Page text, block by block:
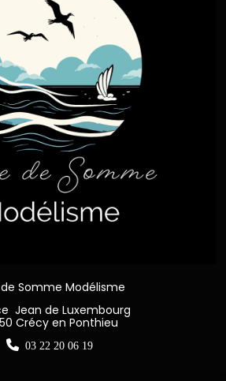
Somme Modélisme
Jean de Luxembourg
Crécy en Ponthieu
 03 22 20 06 19